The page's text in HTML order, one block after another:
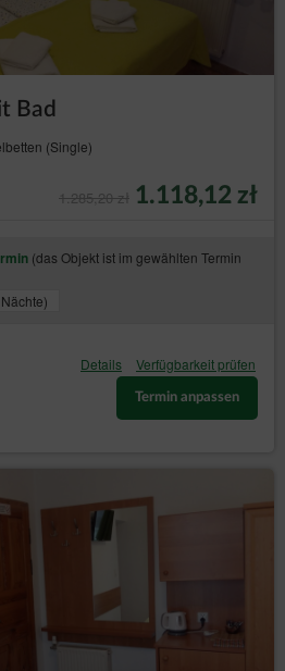
Bad
(Single)
1.285,20 zł 1.118,12 zł
(das Objekt ist im gewählten Termin
Details Verfügbarkeit prüfen
Termin anpassen